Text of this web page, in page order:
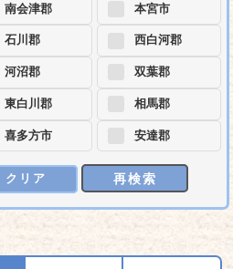
南会津郡
石川郡
河沼郡
東白川郡
喜多方市
本宮市
西白河郡
双葉郡
相馬郡
安達郡
クリア 再検索